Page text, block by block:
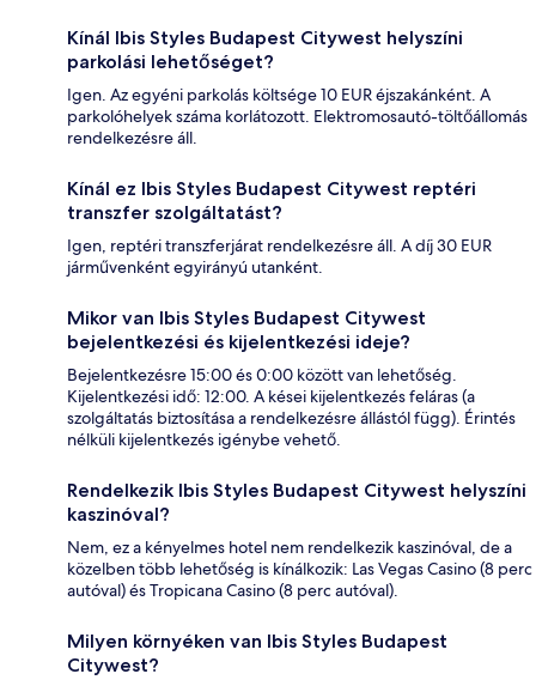
Kínál Ibis Styles Budapest Citywest helyszíni
parkolási lehetőséget?
Igen. Az egyéni parkolás költsége 10 EUR éjszakánként. A
parkolóhelyek száma korlátozott. Elektromosautó-töltőállomás
rendelkezésre áll.
Kínál ez Ibis Styles Budapest Citywest reptéri
transzfer szolgáltatást?
Igen, reptéri transzferjárat rendelkezésre áll. A díj 30 EUR
járművenként egyirányú utanként.
Mikor van Ibis Styles Budapest Citywest
bejelentkezési és kijelentkezési ideje?
Bejelentkezésre 15:00 és 0:00 között van lehetőség.
Kijelentkezési idő: 12:00. A kései kijelentkezés feláras (a
szolgáltatás biztosítása a rendelkezésre állástól függ). Érintés
nélküli kijelentkezés igénybe vehető.
Rendelkezik Ibis Styles Budapest Citywest helyszíni
kaszinóval?
Nem, ez a kényelmes hotel nem rendelkezik kaszinóval, de a
közelben több lehetőség is kínálkozik: Las Vegas Casino (8 perc
autóval) és Tropicana Casino (8 perc autóval).
Milyen környéken van Ibis Styles Budapest
Citywest?